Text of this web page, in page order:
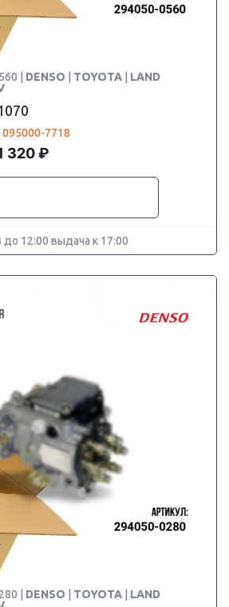
| DENSO TOYOTA
LAND
095000-7718
320 ₽
до 12:00 выдача к 17:00
| DENSO TOYOTA
LAND